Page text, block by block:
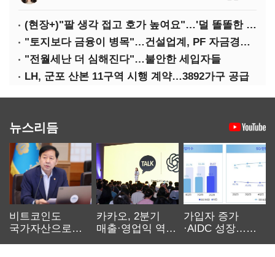
(현장+)"팔 생각 접고 호가 높여요"…'덜 똘똘한 한 채' 20억 키맞추기
"토지보다 금융이 병목"…건설업계, PF 자금경색 해소 목소리
"전월세난 더 심해진다"…불안한 세입자들
LH, 군포 산본 11구역 시행 계약…3892가구 공급
뉴스리듬
비트코인도
국가자산으로…'
카카오, 2분기
매출·영업익 역대
가입자 증가
·AIDC 성장…